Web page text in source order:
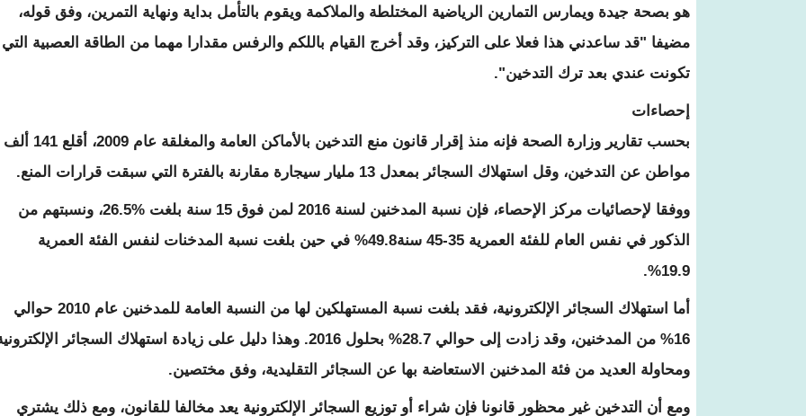
هو بصحة جيدة ويمارس التمارين الرياضية المختلطة والملاكمة ويقوم بالتأمل بداية ونهاية التمرين، وفق قوله،
مضيفا "قد ساعدني هذا فعلا على التركيز، وقد أخرج القيام باللكم والرفس مقدارا مهما من الطاقة العصبية التي
تكونت عندي بعد ترك التدخين".
إحصاءات
بحسب تقارير وزارة الصحة فإنه منذ إقرار قانون منع التدخين بالأماكن العامة والمغلقة عام 2009، أقلع 141 ألف
مواطن عن التدخين، وقل استهلاك السجائر بمعدل 13 مليار سيجارة مقارنة بالفترة التي سبقت قرارات المنع.
ووفقا لإحصائيات مركز الإحصاء، فإن نسبة المدخنين لسنة 2016 لمن فوق 15 سنة بلغت %26.5، ونسبتهم من
الذكور في نفس العام للفئة العمرية 35-45 سنة49.8% في حين بلغت نسبة المدخنات لنفس الفئة العمرية
19.9%.
أما استهلاك السجائر الإلكترونية، فقد بلغت نسبة المستهلكين لها من النسبة العامة للمدخنين عام 2010 حوالي
16% من المدخنين، وقد زادت إلى حوالي 28.7% بحلول 2016. وهذا دليل على زيادة استهلاك السجائر
ومحاولة العديد من فئة المدخنين الاستعاضة بها عن السجائر التقليدية، وفق مختصين.
ومع أن التدخين غير محظور قانونا فإن شراء أو توزيع السجائر الإلكترونية يعد مخالفا للقانون، ومع ذلك يشتري